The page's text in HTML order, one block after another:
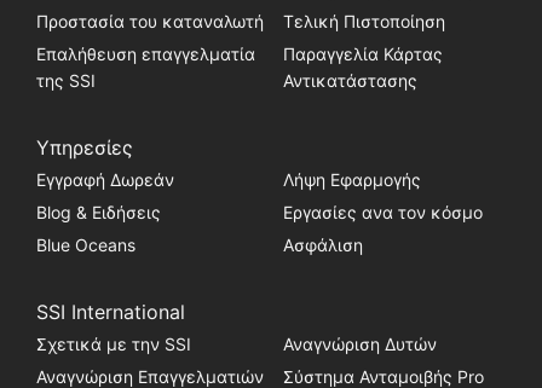
Προστασία του καταναλωτή
Τελική Πιστοποίηση
Επαλήθευση επαγγελματία
της SSI
Παραγγελία Κάρτας
Αντικατάστασης
Υπηρεσίες
Εγγραφή Δωρεάν
Λήψη Εφαρμογής
Blog & Ειδήσεις
Εργασίες ανα τον κόσμο
Blue Oceans
Ασφάλιση
SSI International
Σχετικά με την SSI
Αναγνώριση Δυτών
Αναγνώριση Επαγγελματιών
Σύστημα Ανταμοιβής Pro